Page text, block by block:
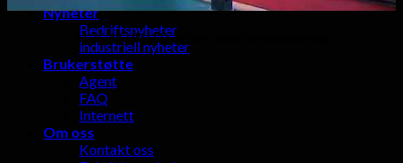
Nyheter
Bedriftsnyheter
industriell nyheter
Brukerstøtte
Agent
FAQ
Internett
Om oss
Kontakt oss
P1.25 4K HD LED-skjerm med høy oppløsning